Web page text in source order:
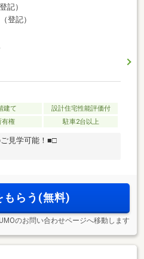
登記）
（登記）
建て
設計住宅性能評価付
有権 駐車2台以上
見学可能！■□
もらう(無料)
のお問い合わせページへ移動します